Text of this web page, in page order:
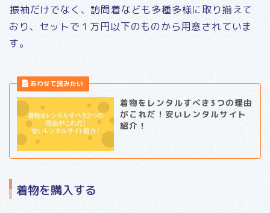
振袖だけでなく、訪問着なども多種多様に取り揃えて
おり、セットで１万円以下のものから用意されていま
す。
着物をレンタルすべき3つの理由
がこれだ！安いレンタルサイト
紹介！
着物を購入する